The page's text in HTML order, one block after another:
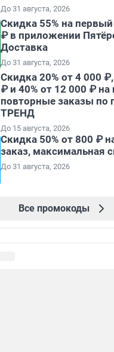
До 31 августа, 2026
Скидка 55% на первый
₽ в приложении
Доставка
До 31 августа, 2026
Скидка 20% от 4 000
₽ и 40% от 12 000 ₽
повторные заказы по
ТРЕНД
До 15 августа, 2026
Скидка 50% от 800 ₽
заказ, максимальная
До 31 августа, 2026
Все промокоды